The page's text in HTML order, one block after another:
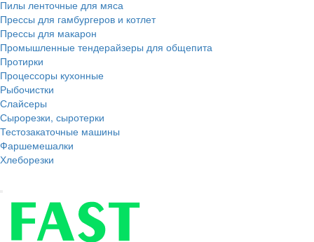
Пилы ленточные для мяса
Прессы для гамбургеров и котлет
Прессы для макарон
Промышленные тендерайзеры для общепита
Протирки
Процессоры кухонные
Рыбочистки
Слайсеры
Сырорезки, сыротерки
Тестозакаточные машины
Фаршемешалки
Хлеборезки